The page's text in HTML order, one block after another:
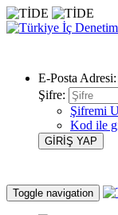
E-Posta Adresi:
Şifre:
Şifremi
Kod ile
Toggle navigation